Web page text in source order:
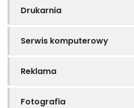
Drukarnia
Serwis komputerowy
Reklama
Fotografia